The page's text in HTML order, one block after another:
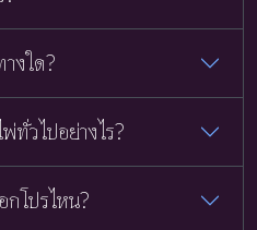
งใด?
ทั่วไปอย่างไร?
โปรไหน?